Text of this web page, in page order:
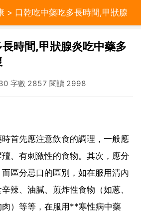
> 口乾吃中藥吃多長時間,甲狀腺
恢復
時間,甲狀腺炎吃中藥多
字數 2857 閱讀 2998
首先應注意飲食的調理，一般應
、有刺激性的食物。其次，應分
區分忌口的區別，如在服用清內
辣、油膩、煎炸性食物（如蔥、
）等等，在服用**寒性病中藥